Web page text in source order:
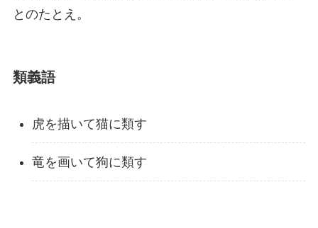
とのたとえ。
類義語
虎を描いて猫に類す
竜を画いて狗に類す